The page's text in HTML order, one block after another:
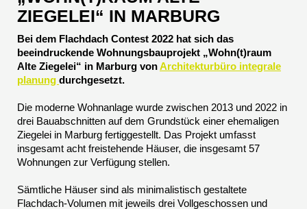
ZIEGELEI“ IN MARBURG
Bei dem Flachdach Contest 2022 hat sich das
beeindruckende Wohnungsbauprojekt „Wohn(t)raum
Alte Ziegelei“ in Marburg vonArchitekturbüro integrale
planung durchgesetzt.
Die moderne Wohnanlage wurde zwischen 2013 und 2022 in
drei Bauabschnitten auf dem Grundstück einer ehemaligen
Ziegelei in Marburg fertiggestellt. Das Projekt umfasst
insgesamt acht freistehende Häuser, die insgesamt 57
Wohnungen zur Verfügung stellen.
Sämtliche Häuser sind als minimalistisch gestaltete
Flachdach-Volumen mit jeweils drei Vollgeschossen und